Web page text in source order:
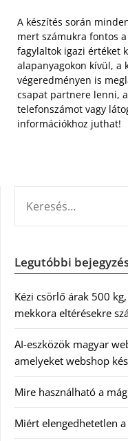
A készítés során
mert számukra fontos
fagylaltok igazi értéket
alapanyagokon kívül, a
végeredményen is
csapat partnere lenni,
telefonszámot vagy
információkhoz juthat!
Legutóbbi
Kézi csörlő árak 500
mekkora eltérésekre
AI-eszközök magyar
amelyeket webshop
Mire használható a
Miért elengedhetetlen